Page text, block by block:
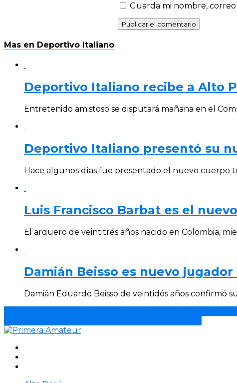
Guarda mi nombre,
Mas en Deportivo Italiano
Deportivo Italiano recibe a Alto
Entretenido amistoso se disputará mañana en el
Deportivo Italiano presentó su
Hace algunos días fue presentado el nuevo cuerpo
Luis Francisco Barbat es el
El arquero de veintitrés años nacido en Colombia,
Damián Beisso es nuevo
Damián Eduardo Beisso de veintidós años confirmó